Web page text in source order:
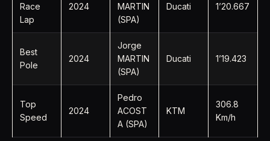
Race
Lap
2024
MARTIN
(SPA)
Ducati 1’20.667
Best
Pole
2024
Jorge
MARTIN
(SPA)
Ducati 1’19.423
Top
Speed
2024
Pedro
ACOST
A (SPA)
KTM
306.8
Km/h